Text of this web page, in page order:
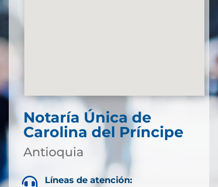
Notaría Única de
Carolina del Príncipe
Antioquia
 Líneas de atención: